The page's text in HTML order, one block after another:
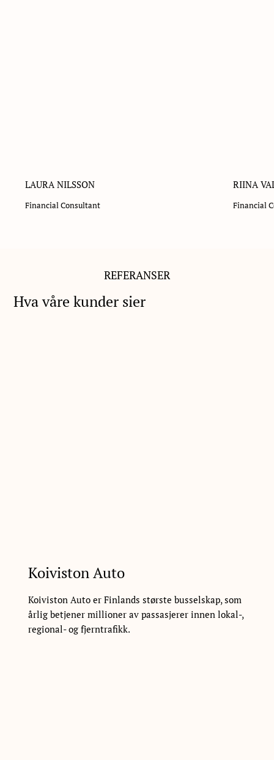
LAURA NILSSON
Financial Consultant
RIINA
Financial
REFERANSER
Hva våre kunder sier
Koiviston Auto
Koiviston Auto er Finlands største busselskap, som
årlig betjener millioner av passasjerer innen lokal-,
regional- og fjerntrafikk.